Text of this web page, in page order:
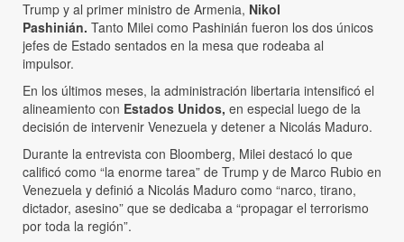
Trump y al primer ministro de Armenia, Nikol
Pashinián. Tanto Milei como Pashinián fueron los dos únicos
jefes de Estado sentados en la mesa que rodeaba al
impulsor.
En los últimos meses, la administración libertaria intensificó el
alineamiento con Estados Unidos, en especial luego de la
decisión de intervenir Venezuela y detener a Nicolás Maduro.
Durante la entrevista con Bloomberg, Milei destacó lo que
calificó como “la enorme tarea” de Trump y de Marco Rubio en
Venezuela y definió a Nicolás Maduro como “narco, tirano,
dictador, asesino” que se dedicaba a “propagar el terrorismo
por toda la región”.